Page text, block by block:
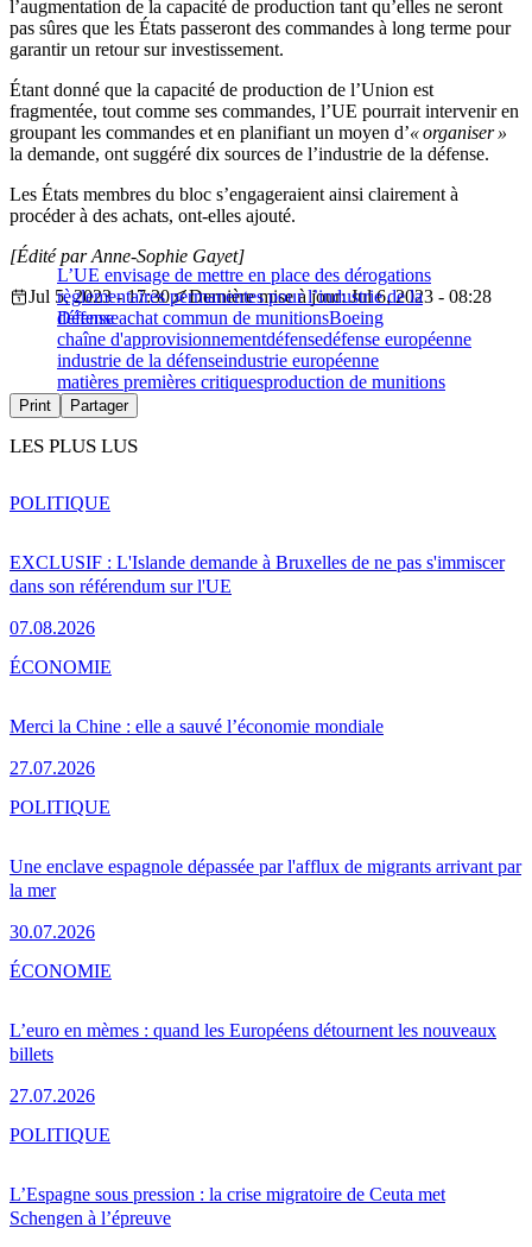
l’augmentation de la capacité de production tant qu’elles ne seront
pas sûres que les États passeront des commandes à long terme pour
garantir un retour sur investissement.
Étant donné que la capacité de production de l’Union est
fragmentée, tout comme ses commandes, l’UE pourrait intervenir en
groupant les commandes et en planifiant un moyen d’« organiser »
la demande, ont suggéré dix sources de l’industrie de la défense.
Les États membres du bloc s’engageraient ainsi clairement à
procéder à des achats, ont-elles ajouté.
L’UE envisage de mettre en place des dérogations
règlementaires permanentes pour l’industrie de la
défense
[Édité par Anne-Sophie Gayet]
Jul 5, 2023 - 17:30
Dernière mise à jour: Jul 6, 2023 - 08:28
Défenseachat commun de munitionsBoeing
chaîne d'approvisionnementdéfensedéfense européenne
industrie de la défenseindustrie européenne
matières premières critiquesproduction de munitions
Print Partager
LES PLUS LUS
EXCLUSIF : L'Islande demande à Bruxelles de ne pas s'immiscer
dans son référendum sur l'UE
07.08.2026
POLITIQUE
Merci la Chine : elle a sauvé l’économie mondiale
27.07.2026
ÉCONOMIE
Une enclave espagnole dépassée par l'afflux de migrants arrivant par
la mer
30.07.2026
POLITIQUE
L’euro en mèmes : quand les Européens détournent les nouveaux
billets
27.07.2026
ÉCONOMIE
L’Espagne sous pression : la crise migratoire de Ceuta met
Schengen à l’épreuve
POLITIQUE